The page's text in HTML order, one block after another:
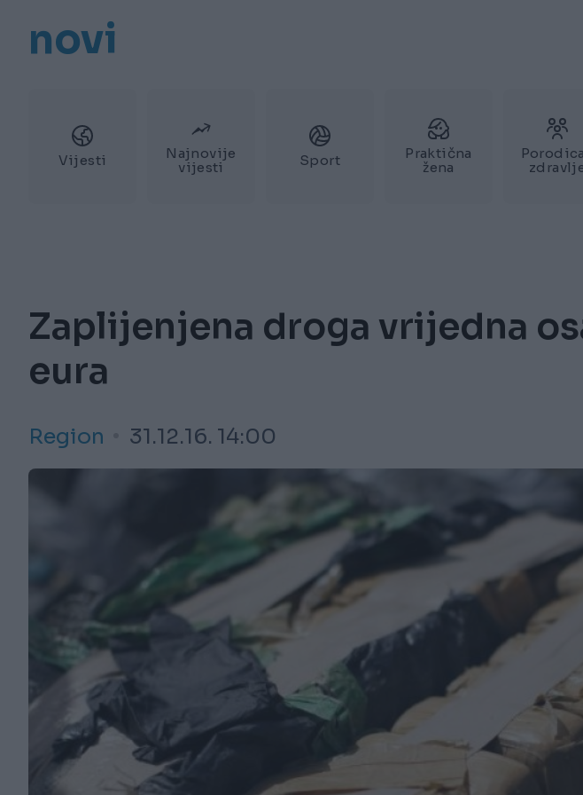
novi
Vijesti
Najnovije
vijesti
Sport
Praktična
žena
Zaplijenjena droga vrijedna
eura
Region 31.12.16. 14:00